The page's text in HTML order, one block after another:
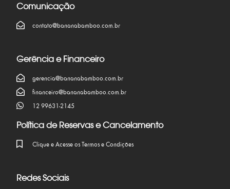
Comunicação
contato@bananabamboo.com.br
Gerência e Financeiro
gerencia@bananabamboo.com.br
financeiro@bananabamboo.com.br
12 99631-2145
Política de Reservas e Cancelamento
Clique e Acesse os Termos e Condições
Redes Sociais